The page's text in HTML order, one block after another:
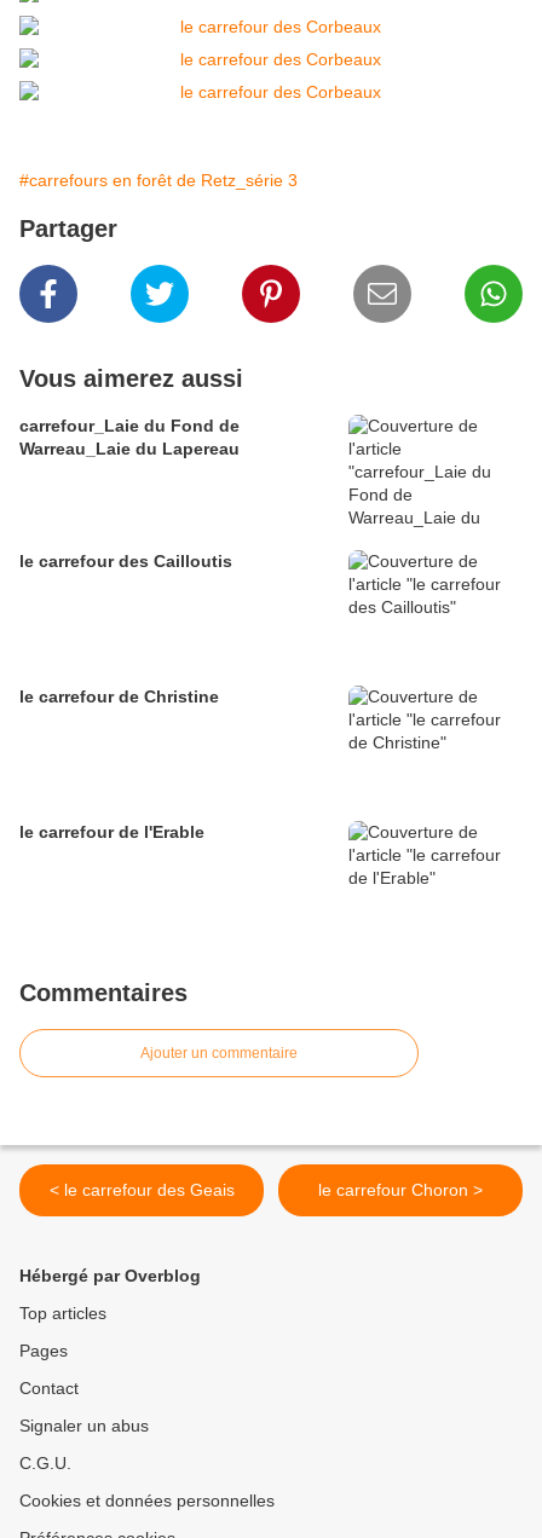
#carrefours en forêt de Retz_série 3
Partager
Vous aimerez aussi
carrefour_Laie du Fond de
Warreau_Laie du Lapereau
le carrefour des Cailloutis
le carrefour de Christine
le carrefour de l'Erable
Commentaires
Ajouter un commentaire
< le carrefour des Geais le carrefour Choron >
Hébergé par Overblog
Top articles
Pages
Contact
Signaler un abus
C.G.U.
Cookies et données personnelles